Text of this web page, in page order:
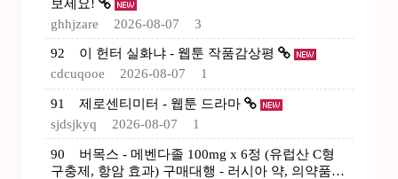
보세요!
ghhjzare
2026-08-07 3
92
이 헌터 실화냐 - 웹툰 작품감상평
cdcuqooe
2026-08-07 1
91
제로센티미터 - 웹툰 드라마
sjdsjkyq
2026-08-07 1
90
버목스 - 메벤다졸 100mg x 6정 (유럽산 C형
구충제, 항암 효과) 구매대행 - 러시아 약, 의약품…